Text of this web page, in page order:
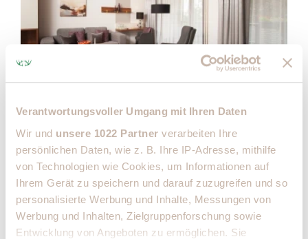
Verantwortungsvoller Umgang mit Ihren Daten
Wir und unsere 1022 Partner verarbeiten Ihre
persönlichen Daten, wie z. B. Ihre IP-Adresse, mithilfe
von Technologien wie Cookies, um Informationen auf
Ihrem Gerät zu speichern und darauf zuzugreifen und so
personalisierte Werbung und Inhalte, Messungen von
Werbung und Inhalten, Zielgruppenforschung sowie
Entwicklung von Angeboten zu ermöglichen. Sie